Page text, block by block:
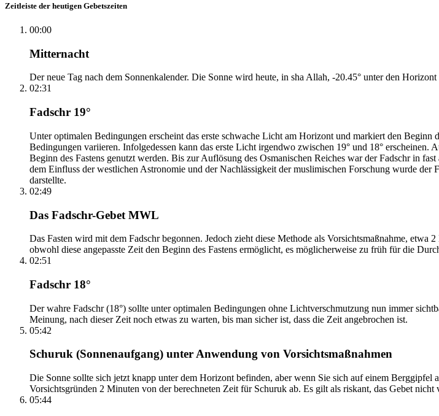
Zeitleiste der heutigen Gebetszeiten
00:00
Mitternacht
Der neue Tag nach dem Sonnenkalender. Die Sonne wird heute, in sha Allah, -20.45° unter den
02:31
Fadschr 19°
Unter optimalen Bedingungen erscheint das erste schwache Licht am Horizont und markiert den Beginn
Bedingungen variieren. Infolgedessen kann das erste Licht irgendwo zwischen 19° und 18°
Beginn des Fastens genutzt werden. Bis zur Auflösung des Osmanischen Reiches war der Fadschr in
dem Einfluss der westlichen Astronomie und der Nachlässigkeit der muslimischen Forschung wurde
darstellte.
02:49
Das Fadschr-Gebet MWL
Das Fasten wird mit dem Fadschr begonnen. Jedoch zieht diese Methode als Vorsichtsmaßnahme,
obwohl diese angepasste Zeit den Beginn des Fastens ermöglicht, es möglicherweise zu früh für die
02:51
Fadschr 18°
Der wahre Fadschr (18°) sollte unter optimalen Bedingungen ohne Lichtverschmutzung nun immer
Meinung, nach dieser Zeit noch etwas zu warten, bis man sicher ist, dass die Zeit angebrochen ist.
05:42
Schuruk (Sonnenaufgang) unter Anwendung von Vorsichtsmaßnahmen
Die Sonne sollte sich jetzt knapp unter dem Horizont befinden, aber wenn Sie sich auf einem
Vorsichtsgründen 2 Minuten von der berechneten Zeit für Schuruk ab. Es gilt als riskant, das Gebet nicht
05:44